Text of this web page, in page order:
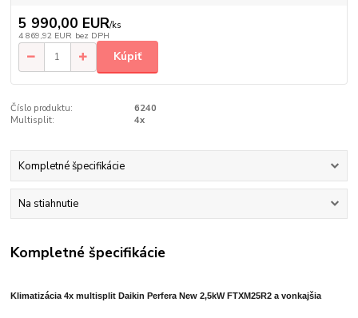
5 990,00 EUR/ks
4 869,92 EUR bez DPH
Kúpiť
Číslo produktu:
6240
Multisplit:
4x
Kompletné špecifikácie
Na stiahnutie
Kompletné špecifikácie
Klimatizácia 4x multisplit Daikin Perfera New 2,5kW FTXM25R2 a vonkajšia